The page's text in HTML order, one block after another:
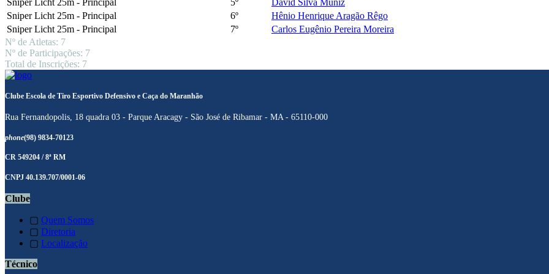
Sniper Licht 25m - Principal
6º Hênio Henrique Aragão Rêgo
Sniper Licht 25m - Principal
7º Carlos Eugênio Pereira Moreira
Nº de Atletas: 7
Nº de Participações: 7
Total de Inscrições: 7
Clube Escola de Tiro Esportivo Defensivo e Caça do Maranhão
Rua Fernandopolis, 18 quadra 03 - Parque Aracagy - São José de Ribamar - MA - 65110-000
phone(98) 9834-70123
CR 549204 / 8ª RM
CNPJ 40.139.707/0001-06
Clube
▢ Quem Somos
▢ Diretoria
▢ Localização
Técnico